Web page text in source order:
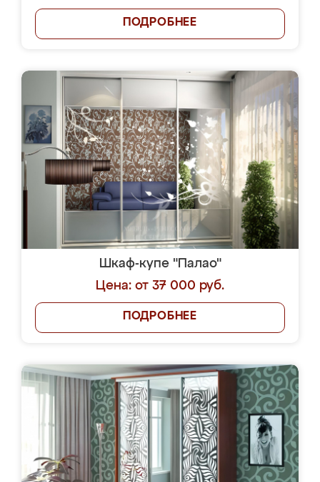
ПОДРОБНЕЕ
Шкаф-купе "Палао"
Цена: от 37 000 руб.
ПОДРОБНЕЕ